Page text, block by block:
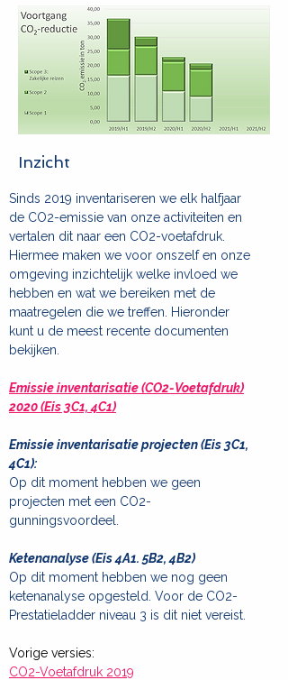
Inzicht
Sinds 2019 inventariseren we elk halfjaar
de CO2-emissie van onze activiteiten en
vertalen dit naar een CO2-voetafdruk.
Hiermee maken we voor onszelf en onze
omgeving inzichtelijk welke invloed we
hebben en wat we bereiken met de
maatregelen die we treffen. Hieronder
kunt u de meest recente documenten
bekijken.
Emissie inventarisatie (CO2-Voetafdruk)
2020 (Eis 3C1, 4C1)
Emissie inventarisatie projecten (Eis 3C1,
4C1):
Op dit moment hebben we geen
projecten met een CO2-
gunningsvoordeel.
Ketenanalyse (Eis 4A1. 5B2, 4B2)
Op dit moment hebben we nog geen
ketenanalyse opgesteld. Voor de CO2-
Prestatieladder niveau 3 is dit niet vereist.
Vorige versies:
CO2-Voetafdruk 2019